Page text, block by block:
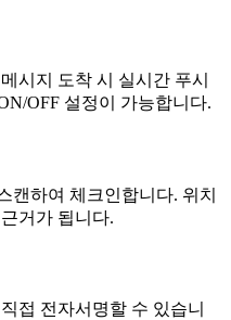
시지 도착 시 실시간 푸시
OFF 설정이 가능합니다.
캔하여 체크인합니다. 위치
거가 됩니다.
접 전자서명할 수 있습니